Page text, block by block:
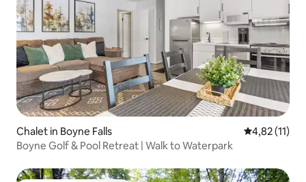
Chalet in Boyne Falls Gemiddelde
4,82 (11)
Boyne Golf & Pool Retreat | Walk to Waterpark